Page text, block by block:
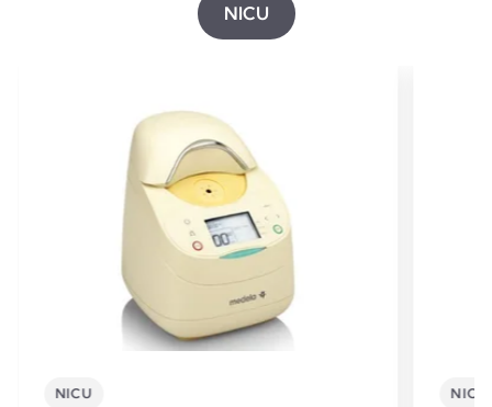
NICU
NICU NICU